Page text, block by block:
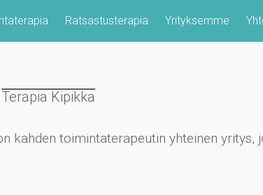
Ratsastusterapia Yrityksemme
Terapia Kipikka
kahden toimintaterapeutin yhteinen yritys,